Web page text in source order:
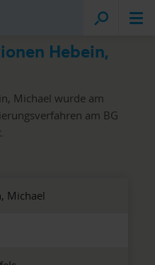
Hebein,
Michael wurde am
am BG
Michael